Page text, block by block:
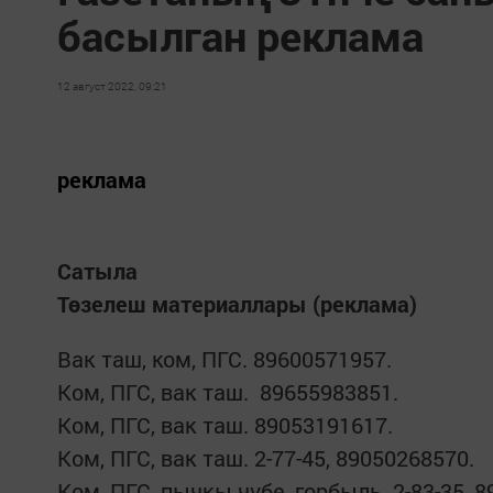
басылган реклама
12 август 2022, 09:21
реклама
Сатыла
Төзелеш материаллары (реклама)
Вак таш, ком, ПГС. 89600571957.
Ком, ПГС, вак таш. 89655983851.
Ком, ПГС, вак таш. 89053191617.
Ком, ПГС, вак таш. 2-77-45, 89050268570.